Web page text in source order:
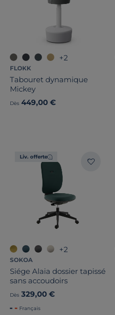
+2
FLOKK
Tabouret dynamique
Mickey
Dès 449,00 €
Liv. offerte
+2
SOKOA
Siége Alaia dossier tapissé
sans accoudoirs
Dès 329,00 €
Français